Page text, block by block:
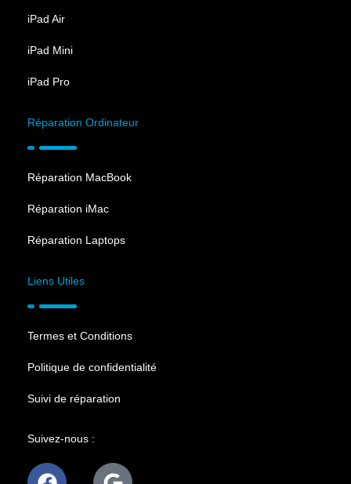
iPad Air
iPad Mini
iPad Pro
Réparation Ordinateur
Réparation MacBook
Réparation iMac
Réparation Laptops
Liens Utiles
Termes et Conditions
Politique de confidentialité
Suivi de réparation
Suivez-nous :